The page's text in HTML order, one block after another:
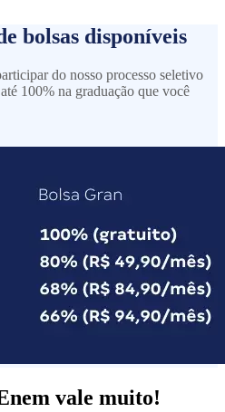
bolsas disponíveis
do nosso processo seletivo
100% na graduação que você
vale muito!